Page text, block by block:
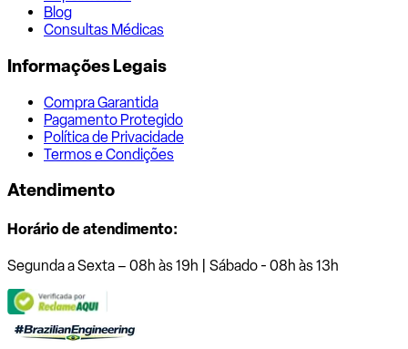
Blog
Consultas Médicas
Informações Legais
Compra Garantida
Pagamento Protegido
Política de Privacidade
Termos e Condições
Atendimento
Horário de atendimento:
Segunda a Sexta – 08h às 19h | Sábado - 08h às 13h